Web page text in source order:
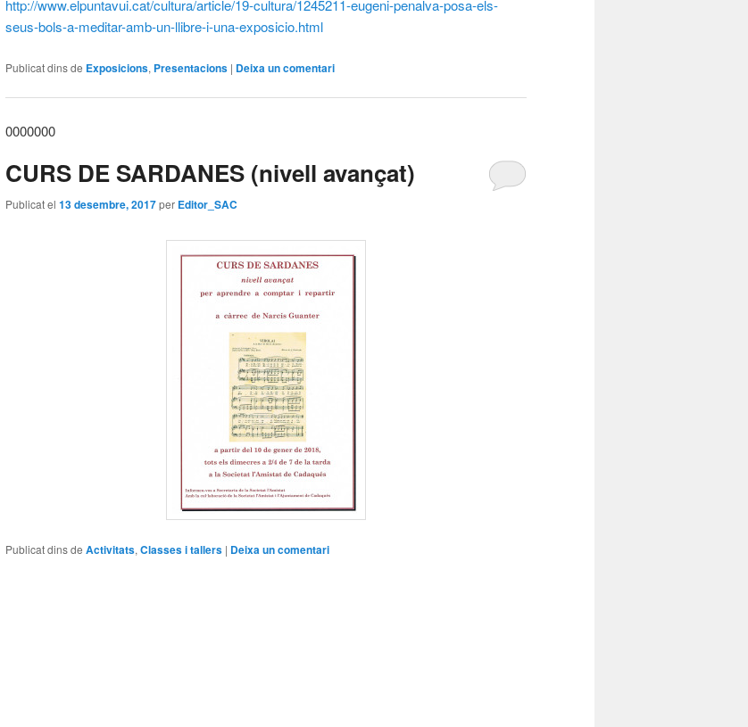
http://www.elpuntavui.cat/cultura/article/19-cultura/1245211-eugeni-penalva-posa-els-
seus-bols-a-meditar-amb-un-llibre-i-una-exposicio.html
Publicat dins de Exposicions, Presentacions | Deixa un comentari
0000000
CURS DE SARDANES (nivell avançat)
Publicat el 13 desembre, 2017per Editor_SAC
Publicat dins de Activitats, Classes i tallers | Deixa un comentari